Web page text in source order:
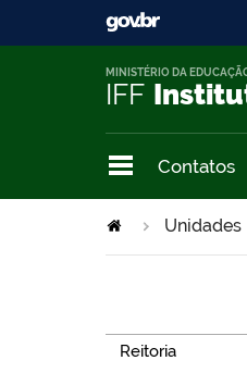
IFF
MINISTÉRIO DA
Contatos
Unidades
Reitoria